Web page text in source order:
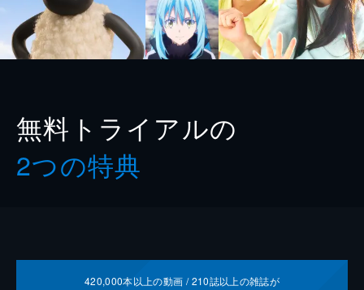
無料トライアルの
2つの特典
420,000本以上の動画 /210誌以上の雑誌が